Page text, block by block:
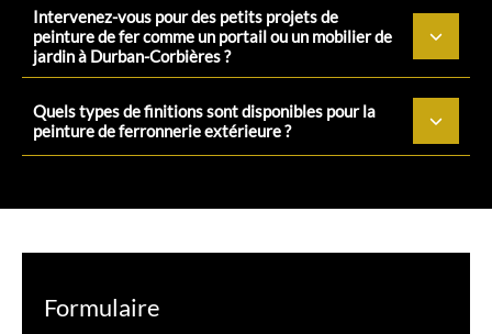
Intervenez-vous pour des petits projets de
peinture de fer comme un portail ou un mobilier de
jardin à Durban-Corbières ?
Quels types de finitions sont disponibles pour la
peinture de ferronnerie extérieure ?
Formulaire